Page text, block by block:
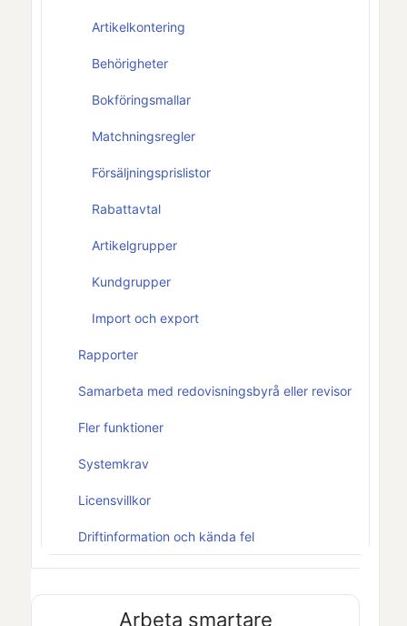
Artikelkontering
Behörigheter
Bokföringsmallar
Matchningsregler
Försäljningsprislistor
Rabattavtal
Artikelgrupper
Kundgrupper
Import och export
Rapporter
Samarbeta med redovisningsbyrå eller revisor
Fler funktioner
Systemkrav
Licensvillkor
Driftinformation och kända fel
Arbeta smartare